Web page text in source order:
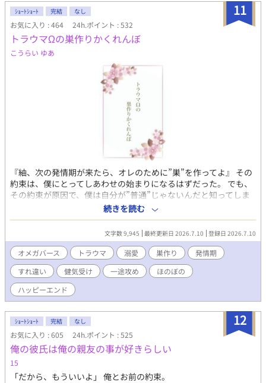
11
ｼｮｰﾄｼｮｰﾄ 完結 なし
お気に入り : 464 24h.ポイント : 532
トラウマΩの巣作りかくれんぼ
こうらい ゆあ
『紬、次の発情期が来たら、オレのために”巣”を作ってよ』 その
約束は、僕にとってしあわせの始まりになるはずだった。 でも、
その約束が原因で、僕は自分が”普通”じゃないんだと知ってしま
った。 新しい恋人である優しいα・奏さんと暮らし始めても、あ
の日のトラウマは消えない。 彼に”巣”を見られるのが怖くて、発
情期が近付くたび、僕は小さな嘘をつく。 誰にも見つからない場
所で、ひとりぼっちで”巣”を作り、彼が帰って来る前に片付け
る。 これは、“普通”のΩになれなかった僕と、大好きな恋人との
かくれんぼ。 どうか、僕の”巣”が見つかりませんように。 ――そ
う願っているのに、本当は少しだけ、奏さんに見つけて欲しいと
願ってしまった僕のお話。
続きを読む
文字数 9,945 最終更新日 2026.7.10 登録日 2026.7.10
オメガバース トラウマ 溺愛 巣作り
発情期
すれ違い
健気受け 一途攻め
ほのぼの
ハッピーエンド
12
ｼｮｰﾄｼｮｰﾄ 完結 なし
お気に入り : 605 24h.ポイント : 525
俺の彼氏は俺の親友の事が好きらしい
15
「だから、もういいよ」 俺とお前の約束。